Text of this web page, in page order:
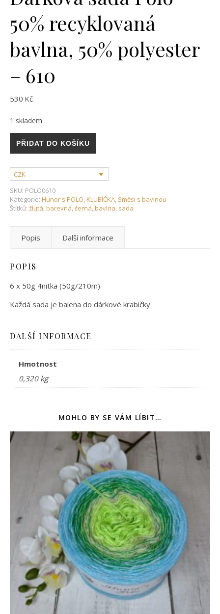
50% recyklovaná
bavlna, 50% polyester
– 610
530 Kč
1 skladem
PŘIDAT DO KOŠÍKU
CZK
SKU: POLO0610
Kategorie: Hunor's POLO,KLUBÍČKA, Směsi s bavlnou
Štítků: žlutá,barevná,černá,bavlna, sada
Popis Další informace
POPIS
6 x 50g 4nitka (50g/210m)
Každá sada je balena do dárkové krabičky
DALŠÍ INFORMACE
Hmotnost
0,320 kg
MOHLO BY SE VÁM LÍBIT…